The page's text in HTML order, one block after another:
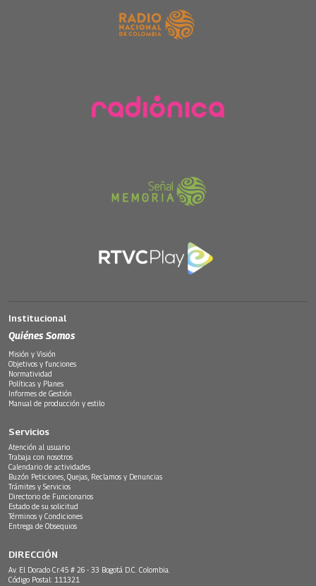
Institucional
Quiénes Somos
Misión y Visión
Objetivos y funciones
Normatividad
Políticas y Planes
Informes de Gestión
Manual de producción y estilo
Servicios
Atención al usuario
Trabaja con nosotros
Calendario de actividades
Buzón Peticiones, Quejas, Reclamos y Denuncias
Trámites y Servicios
Directorio de Funcionarios
Estado de su solicitud
Términos y Condiciones
Entrega de Obsequios
DIRECCIÓN
Av. El Dorado Cr.45 # 26 - 33 Bogotá D.C. Colombia.
Código Postal: 111321